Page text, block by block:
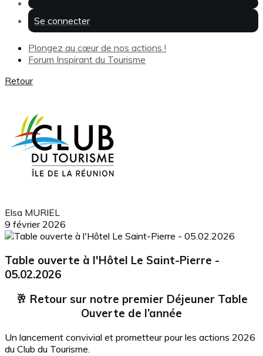
Se connecter
Plongez au cœur de nos actions !
Forum Inspirant du Tourisme
Retour
Elsa MURIEL
9 février 2026
Table ouverte à l'Hôtel Le Saint-Pierre -
05.02.2026
🥂 Retour sur notre premier Déjeuner Table
Ouverte de l’année
Un lancement convivial et prometteur pour les actions 2026
du Club du Tourisme.